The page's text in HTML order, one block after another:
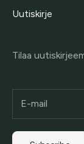
Uutiskirje
Tilaa